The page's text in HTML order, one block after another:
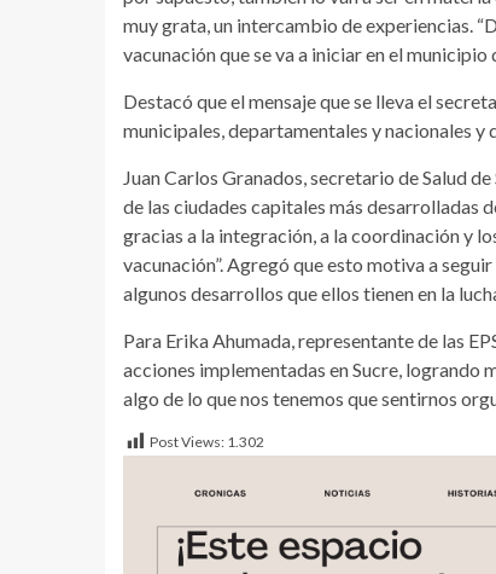
muy grata, un intercambio de experiencias.
vacunación que se va a iniciar en el municipio
Destacó que el mensaje que se lleva el
municipales, departamentales y nacionales
Juan Carlos Granados, secretario de Salud
de las ciudades capitales más desarrolladas
gracias a la integración, a la coordinación y
vacunación”. Agregó que esto motiva a
algunos desarrollos que ellos tienen en la
Para Erika Ahumada, representante de las
acciones implementadas en Sucre, logrando
algo de lo que nos tenemos que sentirnos
Post Views: 1.302